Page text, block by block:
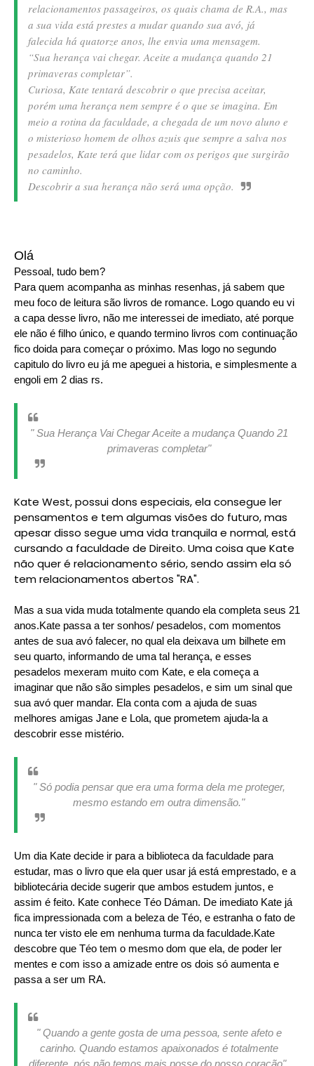
relacionamentos passageiros, os quais chama de R.A., mas
a sua vida está prestes a mudar quando sua avó, já
falecida há quatorze anos, lhe envia uma mensagem.
“Sua herança vai chegar. Aceite a mudança quando 21
primaveras completar”.
Curiosa, Kate tentará descobrir o que precisa aceitar,
porém uma herança nem sempre é o que se imagina. Em
meio a rotina da faculdade, a chegada de um novo aluno e
o misterioso homem de olhos azuis que sempre a salva nos
pesadelos, Kate terá que lidar com os perigos que surgirão
no caminho.
Descobrir a sua herança não será uma opção.
Olá
Pessoal, tudo bem?
Para quem acompanha as minhas resenhas, já sabem que
meu foco de leitura são livros de romance. Logo quando eu vi
a capa desse livro, não me interessei de imediato, até porque
ele não é filho único, e quando termino livros com continuação
fico doida para começar o próximo. Mas logo no segundo
capitulo do livro eu já me apeguei a historia, e simplesmente a
engoli em 2 dias rs.
" Sua Herança Vai Chegar Aceite a mudança Quando 21
primaveras completar"
Kate West, possui dons especiais, ela consegue ler
pensamentos e tem algumas visões do futuro, mas
apesar disso segue uma vida tranquila e normal, está
cursando a faculdade de Direito. Uma coisa que Kate
não quer é relacionamento sério, sendo assim ela só
tem relacionamentos abertos "RA".
Mas a sua vida muda totalmente quando ela completa seus 21
anos.Kate passa a ter sonhos/ pesadelos, com momentos
antes de sua avó falecer, no qual ela deixava um bilhete em
seu quarto, informando de uma tal herança, e esses
pesadelos mexeram muito com Kate, e ela começa a
imaginar que não são simples pesadelos, e sim um sinal que
sua avó quer mandar. Ela conta com a ajuda de suas
melhores amigas Jane e Lola, que prometem ajuda-la a
descobrir esse mistério.
" Só podia pensar que era uma forma dela me proteger,
mesmo estando em outra dimensão."
Um dia Kate decide ir para a biblioteca da faculdade para
estudar, mas o livro que ela quer usar já está emprestado, e a
bibliotecária decide sugerir que ambos estudem juntos, e
assim é feito. Kate conhece Téo Dáman. De imediato Kate já
fica impressionada com a beleza de Téo, e estranha o fato de
nunca ter visto ele em nenhuma turma da faculdade.Kate
descobre que Téo tem o mesmo dom que ela, de poder ler
mentes e com isso a amizade entre os dois só aumenta e
passa a ser um RA.
" Quando a gente gosta de uma pessoa, sente afeto e
carinho. Quando estamos apaixonados é totalmente
diferente, nós não temos mais posse do nosso coração"